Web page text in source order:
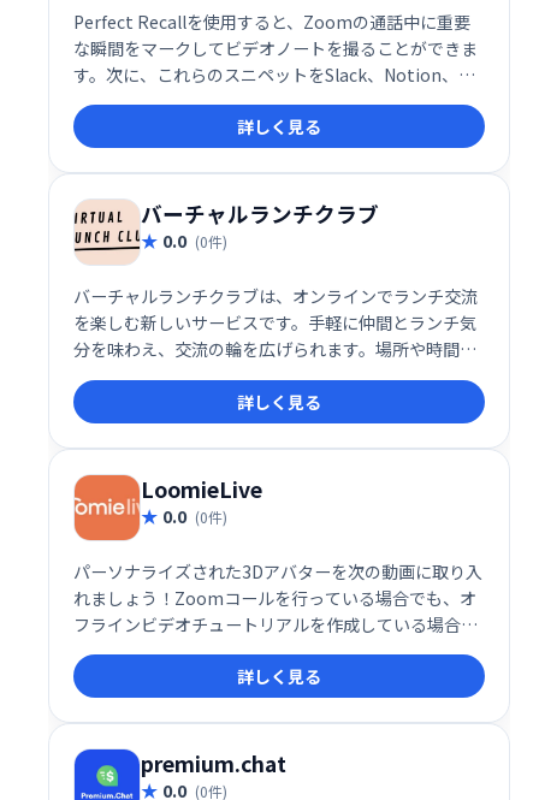
Perfect Recallを使用すると、Zoomの通話中に重要
な瞬間をマークしてビデオノートを撮ることができま
す。次に、これらのスニペットをSlack、Notion、ま
たはその他の場所で共有します。
詳しく見る
バーチャルランチクラブ
0.0 (0件)
バーチャルランチクラブは、オンラインでランチ交流
を楽しむ新しいサービスです。手軽に仲間とランチ気
分を味わえ、交流の輪を広げられます。場所や時間に
縛られず、気の合う仲間とのランチタイムを充実させ
ましょう。
詳しく見る
LoomieLive
0.0 (0件)
パーソナライズされた3Dアバターを次の動画に取り入
れましょう！Zoomコールを行っている場合でも、オ
フラインビデオチュートリアルを作成している場合で
も、アバターはペルソナまたはブランドを具体化し、
より優れたプライバシーを提供し、視聴者を引き付け
ます。
詳しく見る
premium.chat
0.0 (0件)